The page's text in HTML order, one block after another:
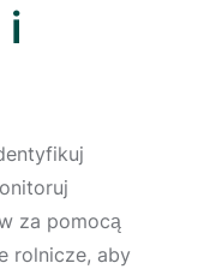
i
za pomocą
rolnicze, aby